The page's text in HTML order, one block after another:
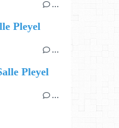
…
Pleyel
…
Pleyel
…